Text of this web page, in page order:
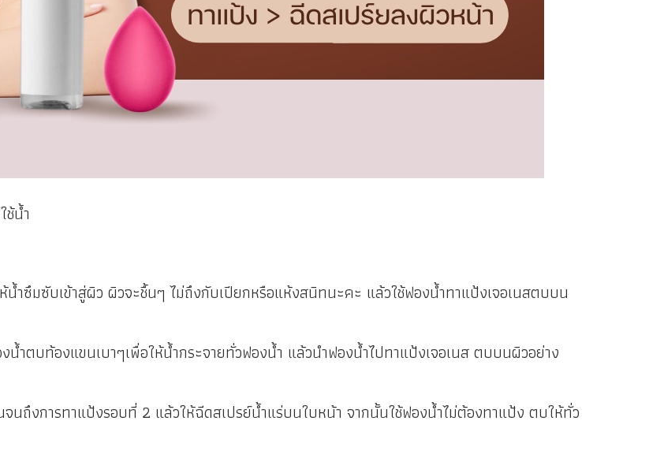
น้ำ
ำซึมซับเข้าสู่ผิว ผิวจะชื้นๆ ไม่ถึงกับเปียกหรือแห้งสนิทนะคะ แล้วใช้ฟองน้ำทาแป้งเจอเนสตบบน
ำตบท้องแขนเบาๆเพื่อให้น้ำกระจายทั่วฟองน้ำ แล้วนำฟองน้ำไปทาแป้งเจอเนส ตบบนผิวอย่าง
นถึงการทาแป้งรอบที่ 2 แล้วให้ฉีดสเปรย์น้ำแร่บนใบหน้า จากนั้นใช้ฟองน้ำไม่ต้องทาแป้ง ตบให้ทั่ว